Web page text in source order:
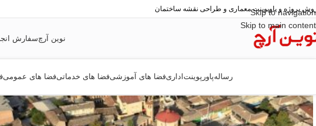
Skip to navigation
Skip to main content
پروژه و پاوپوینت معماری و طراحی نقشه ساختمان
نوین آرچسفارش
رسالهپاورپوینت اداریفضا های آموزشیفضا های خدماتیفضا های عمومی